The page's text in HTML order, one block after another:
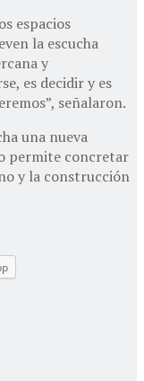
espacios
la escucha
y
es decidir y es
señalaron.
una nueva
permite concretar
y la construcción